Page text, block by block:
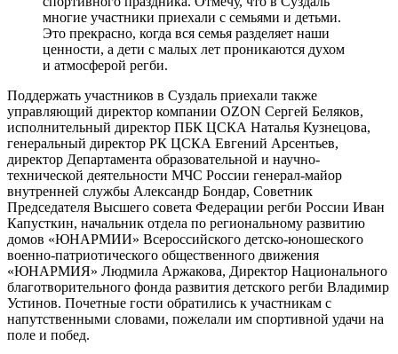
многие участники приехали с семьями и детьми.
Это прекрасно, когда вся семья разделяет наши
ценности, а дети с малых лет проникаются духом
и атмосферой регби.
Поддержать участников в Суздаль приехали также
управляющий директор компании OZON Сергей Беляков,
исполнительный директор ПБК ЦСКА Наталья Кузнецова,
генеральный директор РК ЦСКА Евгений Арсентьев,
директор Департамента образовательной и научно-
технической деятельности МЧС России генерал-майор
внутренней службы Александр Бондар, Советник
Председателя Высшего совета Федерации регби России Иван
Капусткин, начальник отдела по региональному развитию
домов «ЮНАРМИИ» Всероссийского детско-юношеского
военно-патриотического общественного движения
«ЮНАРМИЯ» Людмила Аржакова, Директор Национального
благотворительного фонда развития детского регби Владимир
Устинов. Почетные гости обратились к участникам с
напутственными словами, пожелали им спортивной удачи на
поле и побед.